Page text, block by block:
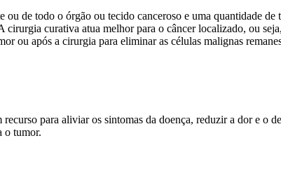
ou de todo o órgão ou tecido canceroso e uma quantidade de
curativa atua melhor para o câncer localizado, ou
ou após a cirurgia para eliminar as células malignas
recurso para aliviar os sintomas da doença, reduzir a dor e o
o tumor.